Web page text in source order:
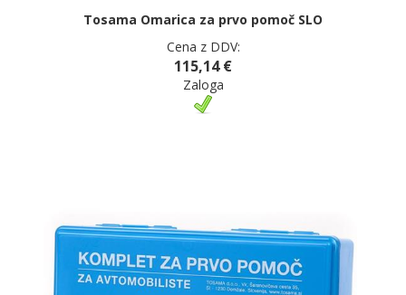
Tosama Omarica za prvo pomoč SLO
Cena z DDV:
115,14 €
Zaloga